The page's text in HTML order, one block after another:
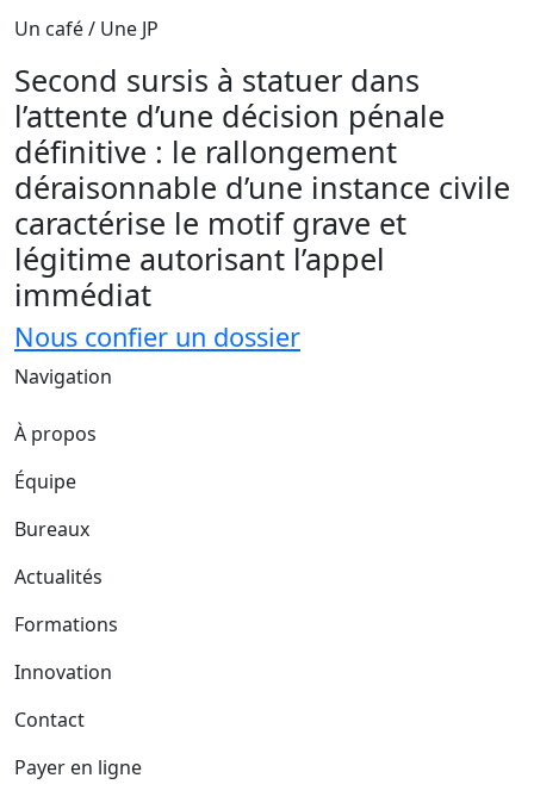
Un café / Une JP
Second sursis à statuer dans
l’attente d’une décision pénale
définitive : le rallongement
déraisonnable d’une instance civile
caractérise le motif grave et
légitime autorisant l’appel
immédiat
Nous confier un dossier
Navigation
À propos
Équipe
Bureaux
Actualités
Formations
Innovation
Contact
Payer en ligne